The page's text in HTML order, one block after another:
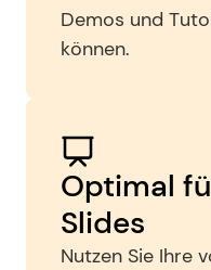
Demos und
können.
Optimal
Slides
Nutzen Sie Ihre